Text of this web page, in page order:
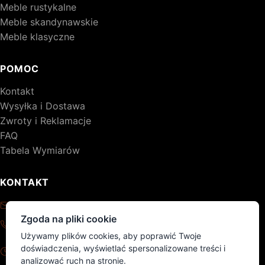
Meble rustykalne
Meble skandynawskie
Meble klasyczne
POMOC
Kontakt
Wysyłka i Dostawa
Zwroty i Reklamacje
FAQ
Tabela Wymiarów
KONTAKT
kontakt@drewniane-meble.pl
+48 795 776 620
Pon - Pt: 8:00 - 17:00
Sob - Nd: nieczynne
Zgoda na pliki cookie
Używamy plików cookies, aby poprawić Twoje
doświadczenia, wyświetlać spersonalizowane treści i
analizować ruch na stronie.